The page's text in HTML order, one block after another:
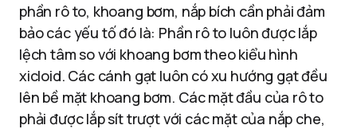
phần rô to, khoang bơm, nắp bích cần phải đảm
bảo các yếu tố đó là: Phần rô to luôn được lắp
lệch tâm so với khoang bơm theo kiểu hình
xicloid. Các cánh gạt luôn có xu hướng gạt đều
lên bề mặt khoang bơm. Các mặt đầu của rô to
phải được lắp sít trượt với các mặt của nắp che,